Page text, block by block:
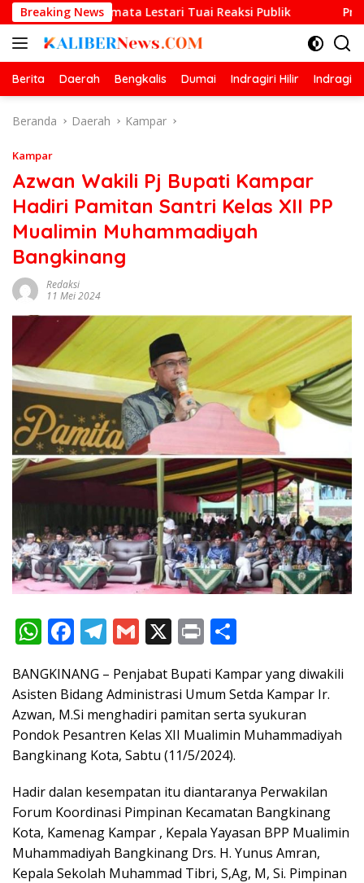
Langsung
ke
konten
Breaking News
Lestari Tuai Reaksi Publik Prestasi Gemilang
Berita Daerah Bengkalis Dumai Indragiri Hilir Indragiri
Beranda Daerah Kampar
Kampar
Azwan Wakili Pj Bupati Kampar
Hadiri Pamitan Santri Kelas XII PP
Mualimin Muhammadiyah
Bangkinang
Redaksi
11 Mei 2024
W
at
s
A
p
p
F
e
b
o
o
k
T
e
gr
a
m
G
ai
l
X Pr
t ar
e
BANGKINANG – Penjabat Bupati Kampar yang diwakili
Asisten Bidang Administrasi Umum Setda Kampar Ir.
Azwan, M.Si menghadiri pamitan serta syukuran
Pondok Pesantren Kelas XII Mualimin Muhammadiyah
Bangkinang Kota, Sabtu (11/5/2024).
Hadir dalan kesempatan itu diantaranya Perwakilan
Forum Koordinasi Pimpinan Kecamatan Bangkinang
Kota, Kamenag Kampar , Kepala Yayasan BPP Mualimin
Muhammadiyah Bangkinang Drs. H. Yunus Amran,
Kepala Sekolah Muhammad Tibri, S,Ag, M, Si. Pimpinan